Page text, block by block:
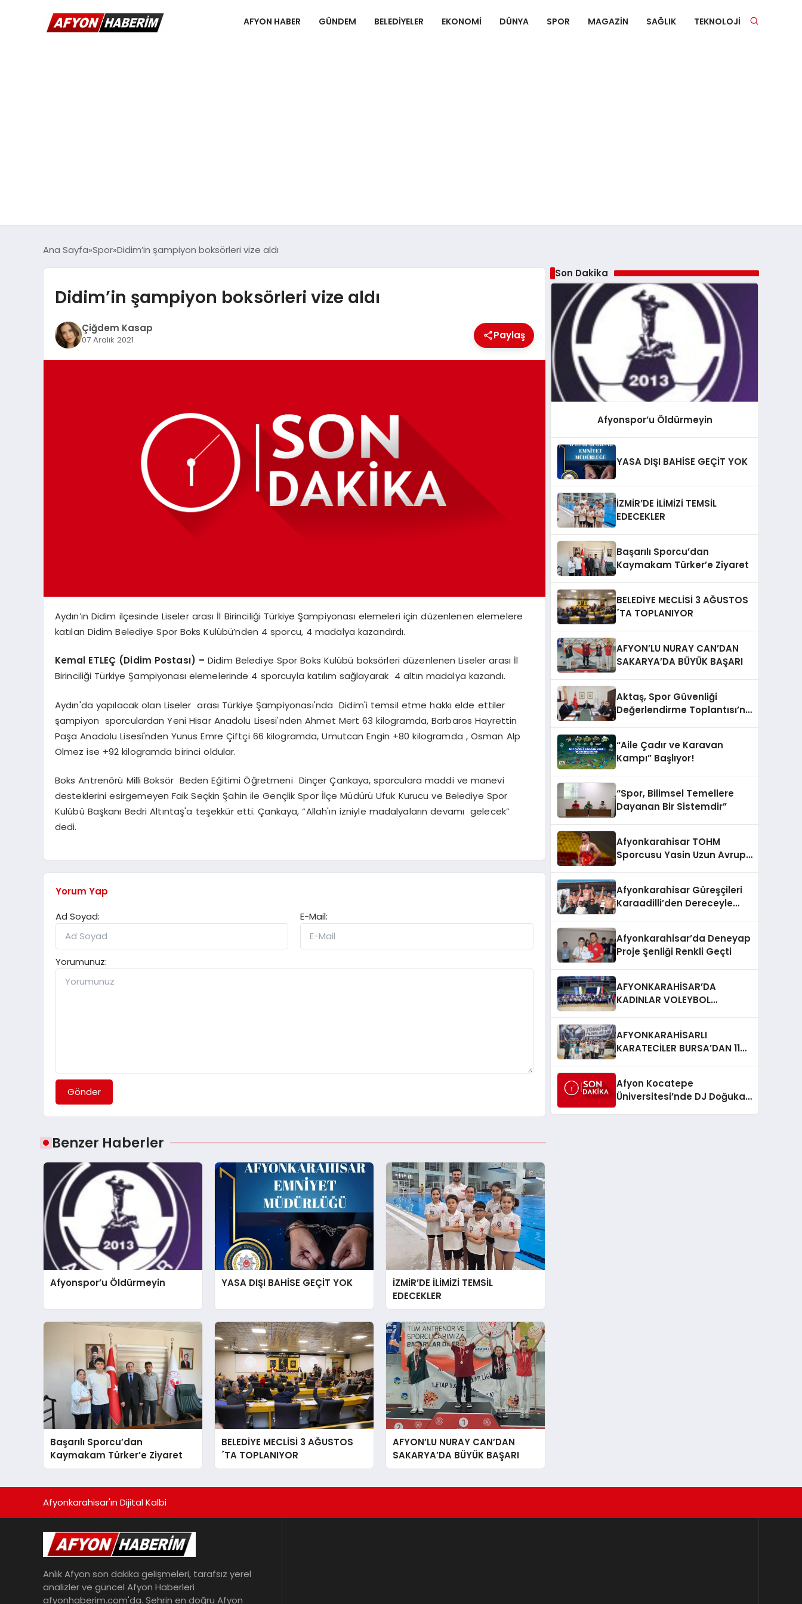
AFYON HABER GÜNDEM BELEDIYELER EKONOMI DÜNYA SPOR MAGAZIN SAĞLIK TEKNOLOJI
Ana Sayfa Spor Didim’in şampiyon boksörleri vize aldı
Didim’in şampiyon boksörleri vize aldı
Çiğdem Kasap
07 Aralık 2021 Paylaş
Aydın’ın Didim ilçesinde Liseler arası İl Birinciliği Türkiye Şampiyonası elemeleri için düzenlenen elemelere
katılan Didim Belediye Spor Boks Kulübü’nden 4 sporcu, 4 madalya kazandırdı.
Kemal ETLEÇ (Didim Postası) – Didim Belediye Spor Boks Kulübü boksörleri düzenlenen Liseler arası İl
Birinciliği Türkiye Şampiyonası elemelerinde 4 sporcuyla katılım sağlayarak 4 altın madalya kazandı.
Aydın'da yapılacak olan Liseler arası Türkiye Şampiyonası'nda Didim'i temsil etme hakkı elde ettiler
şampiyon sporculardan Yeni Hisar Anadolu Lisesi'nden Ahmet Mert 63 kilogramda, Barbaros Hayrettin
Paşa Anadolu Lisesi'nden Yunus Emre Çiftçi 66 kilogramda, Umutcan Engin +80 kilogramda , Osman Alp
Ölmez ise +92 kilogramda birinci oldular.
Boks Antrenôrü Milli Boksör Beden Eğitimi Öğretmeni Dinçer Çankaya, sporculara maddi ve manevi
desteklerini esirgemeyen Faik Seçkin Şahin ile Gençlik Spor İlçe Müdürü Ufuk Kurucu ve Belediye Spor
Kulübü Başkanı Bedri Altıntaş'a teşekkür etti. Çankaya, “Allah'ın izniyle madalyaların devamı gelecek”
dedi.
Yorum Yap
Ad Soyad:
E-Mail:
Yorumunuz:
Gönder
Benzer Haberler
Afyonspor’u Öldürmeyin YASA DIŞI BAHİSE GEÇİT YOK
İZMİR’DE İLİMİZİ TEMSİL
EDECEKLER
Başarılı Sporcu’dan
Kaymakam Türker’e Ziyaret
BELEDİYE MECLİSİ 3 AĞUSTOS
´TA TOPLANIYOR
AFYON’LU NURAY CAN’DAN
SAKARYA’DA BÜYÜK BAŞARI
Son Dakika
Afyonspor’u Öldürmeyin
YASA DIŞI BAHİSE GEÇİT YOK
İZMİR’DE İLİMİZİ TEMSİL
EDECEKLER
Başarılı Sporcu’dan
Kaymakam Türker’e Ziyaret
BELEDİYE MECLİSİ 3 AĞUSTOS
´TA TOPLANIYOR
AFYON’LU NURAY CAN’DAN
SAKARYA’DA BÜYÜK BAŞARI
Aktaş, Spor Güvenliği
Değerlendirme Toplantısı’na
“Aile Çadır ve Karavan
Kampı” Başlıyor!
“Spor, Bilimsel Temellere
Dayanan Bir Sistemdir”
Afyonkarahisar TOHM
Sporcusu Yasin Uzun Avrupa
Afyonkarahisar Güreşçileri
Karaadilli’den Dereceyle
Afyonkarahisar’da Deneyap
Proje Şenliği Renkli Geçti
AFYONKARAHİSAR’DA
KADINLAR VOLEYBOL
AFYONKARAHİSARLI
KARATECİLER BURSA’DAN 11
Afyon Kocatepe
Üniversitesi’nde DJ Doğukan
Afyonkarahisar'ın Dijital Kalbi
Anlık Afyon son dakika gelişmeleri, tarafsız yerel
analizler ve güncel Afyon Haberleri
afyonhaberim.com'da. Şehrin en doğru Afyon